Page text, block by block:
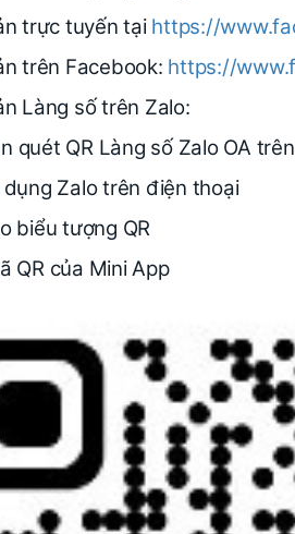
trực tuyến tại https://
trên Facebook: https://
Làng số trên Zalo:
quét QR Làng số Zalo OA
dụng Zalo trên điện thoại
biểu tượng QR
QR của Mini App